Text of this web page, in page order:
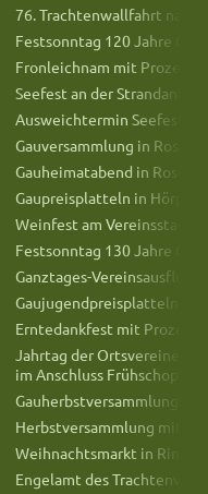
76. Trachtenwallfahrt nach
Festsonntag 120 Jahre
Fronleichnam mit
Seefest an der
Ausweichtermin Seefest
Gauversammlung in
Gauheimatabend in
Gaupreisplatteln in
Weinfest am Vereinsstadl
Festsonntag 130 Jahre
Ganztages-Vereinsausflug
Gaujugendpreisplatteln in
Erntedankfest mit
Jahrtag der Ortsvereine
im Anschluss Frühschoppen
Gauherbstversammlung in
Herbstversammlung mit
Weihnachtsmarkt in
Engelamt des